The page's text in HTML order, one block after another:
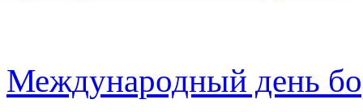
Международный день